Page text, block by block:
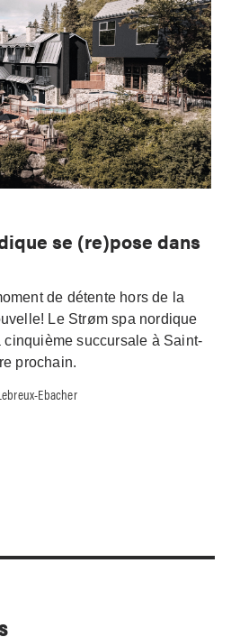
se (re)pose dans
de détente hors de la
Le Strøm spa nordique
succursale à Saint-
prochain.
Ebacher